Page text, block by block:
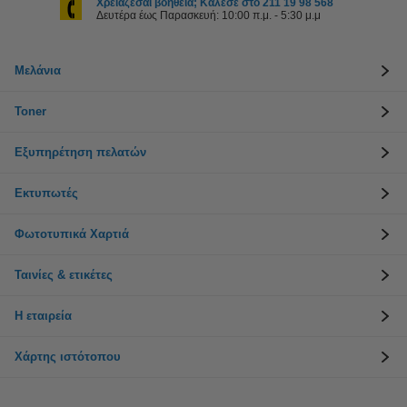
Χρειάζεσαι βοήθεια; Κάλεσε στο 211 19 98 568
Δευτέρα έως Παρασκευή: 10:00 π.μ. - 5:30 μ.μ
Μελάνια
Toner
Εξυπηρέτηση πελατών
Εκτυπωτές
Φωτοτυπικά Χαρτιά
Ταινίες & ετικέτες
Η εταιρεία
Χάρτης ιστότοπου